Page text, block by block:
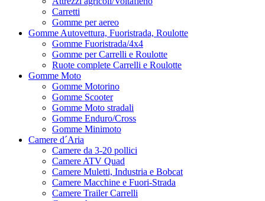
Carretti
Gomme per aereo
Gomme Autovettura, Fuoristrada, Roulotte
Gomme Fuoristrada/4x4
Gomme per Carrelli e Roulotte
Ruote complete Carrelli e Roulotte
Gomme Moto
Gomme Motorino
Gomme Scooter
Gomme Moto stradali
Gomme Enduro/Cross
Gomme Minimoto
Camere d´Aria
Camere da 3-20 pollici
Camere ATV Quad
Camere Muletti, Industria e Bobcat
Camere Macchine e Fuori-Strada
Camere Trailer Carrelli